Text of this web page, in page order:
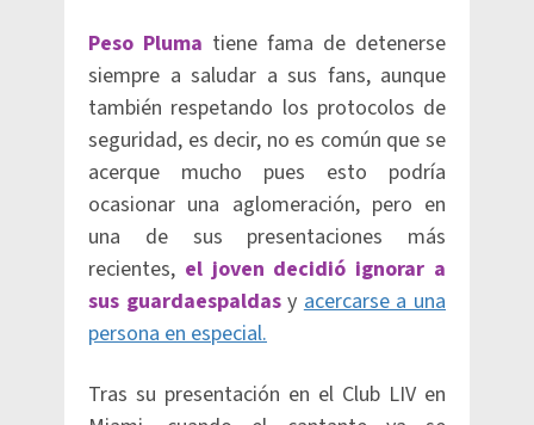
Peso Pluma tiene fama de detenerse
siempre a saludar a sus fans, aunque
también respetando los protocolos de
seguridad, es decir, no es común que se
acerque mucho pues esto podría
ocasionar una aglomeración, pero en
una de sus presentaciones más
recientes, el joven decidió ignorar a
sus guardaespaldasyacercarse a una
persona en especial.
Tras su presentación en el Club LIV en